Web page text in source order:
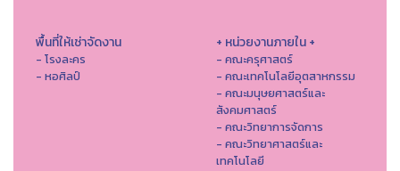
พื้นที่ให้เช่าจัดงาน
- โรงละคร
- หอศิลป์
+ หน่วยงานภายใน +
- คณะครุศาสตร์
- คณะเทคโนโลยีอุตสาหกรรม
- คณะมนุษยศาสตร์และ
สังคมศาสตร์
- คณะวิทยาการจัดการ
- คณะวิทยาศาสตร์และ
เทคโนโลยี